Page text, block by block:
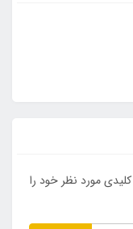
مورد نظر خود را